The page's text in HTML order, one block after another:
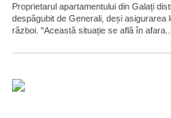
Proprietarul apartamentului din Galați
despăgubit de Generali, deși asigurarea
război. "Această situație se află în afara...